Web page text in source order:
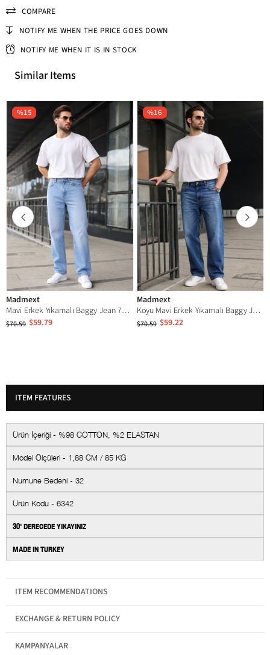
COMPARE
NOTIFY ME WHEN THE PRICE GOES DOWN
NOTIFY ME WHEN IT IS IN STOCK
Similar Items
Madmext
Mavi Erkek Yıkamalı Baggy Jean 7216
$59.79
$70.59
%15
Madmext
Koyu Mavi Erkek Yıkamalı Baggy Jean 7216
$59.22
$70.59
%16
ITEM FEATURES
Ürün İçeriği - %98 COTTON, %2 ELASTAN
Model Ölçüleri - 1,88 CM / 85 KG
Numune Bedeni - 32
Ürün Kodu - 6342
30' DERECEDE YIKAYINIZ
MADE IN TURKEY
Materyal
Pamuk-Elastan
Cep Sayısı
5
ITEM RECOMMENDATIONS
EXCHANGE & RETURN POLICY
KAMPANYALAR